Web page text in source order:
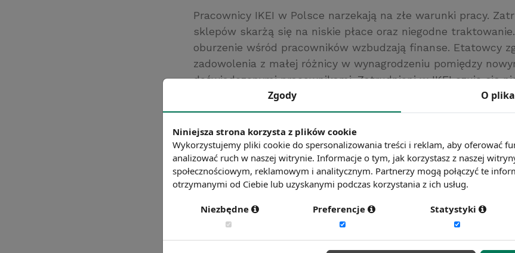
Pracownicy IKEI w Polsce narzekają na złe warunki pracy.
sklepów skarżą się na niskie płace oraz niegodne
oburzenie wśród pracowników wzbudzają finanse. Etatowcy
zadowolenia z małej różnicy w wynagrodzeniu pomiędzy
doświadczonymi pracownikami. Zatrudnieni w IKEI czują się
stawianie im wysokich celów i brak premii.
Źródło: https://www.money.pl
Chcesz wiedzieć więcej?Zobacz więcej wiadomości
Zgody O
Niniejsza strona korzysta z plików cookie
Wykorzystujemy pliki cookie do spersonalizowania treści i reklam, aby oferować
analizować ruch w naszej witrynie. Informacje o tym, jak korzystasz z naszej
społecznościowym, reklamowym i analitycznym. Partnerzy mogą połączyć te
otrzymanymi od Ciebie lub uzyskanymi podczas korzystania z ich usług.
Niezbędne Preferencje Statystyki